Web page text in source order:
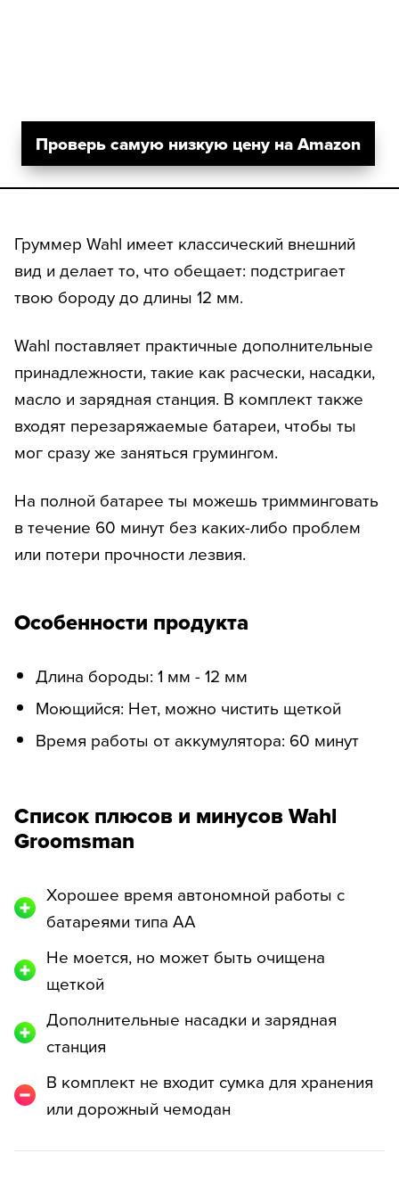
Проверь самую низкую цену на Amazon
Груммер Wahl имеет классический внешний
вид и делает то, что обещает: подстригает
твою бороду до длины 12 мм.
Wahl поставляет практичные дополнительные
принадлежности, такие как расчески, насадки,
масло и зарядная станция. В комплект также
входят перезаряжаемые батареи, чтобы ты
мог сразу же заняться грумингом.
На полной батарее ты можешь тримминговать
в течение 60 минут без каких-либо проблем
или потери прочности лезвия.
Особенности продукта
Длина бороды: 1 мм - 12 мм
Моющийся: Нет, можно чистить щеткой
Время работы от аккумулятора: 60 минут
Список плюсов и минусов Wahl
Groomsman
Хорошее время автономной работы с
батареями типа АА
Не моется, но может быть очищена
щеткой
Дополнительные насадки и зарядная
станция
В комплект не входит сумка для хранения
или дорожный чемодан